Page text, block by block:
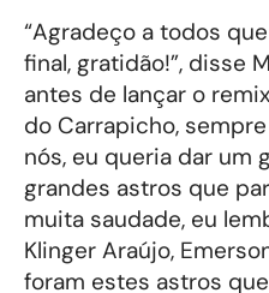
“Agradeço a todos
final, gratidão!”, disse
antes de lançar o
do Carrapicho,
nós, eu queria dar um
grandes astros que
muita saudade, eu
Klinger Araújo,
foram estes astros